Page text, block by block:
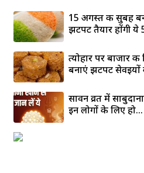
15 अगस्त की सुबह
झटपट तैयार होंगी ये
त्योहार पर बाजार
बनाएं झटपट सेवइयों
सावन व्रत में
इन लोगों के लिए हो...